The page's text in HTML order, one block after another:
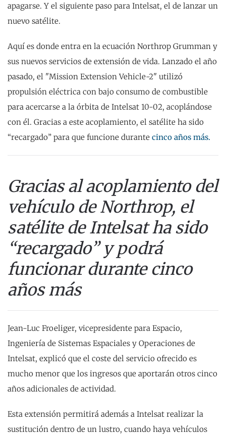
apagarse. Y el siguiente paso para Intelsat, el de lanzar un
nuevo satélite.
Aquí es donde entra en la ecuación Northrop Grumman y
sus nuevos servicios de extensión de vida. Lanzado el año
pasado, el "Mission Extension Vehicle-2" utilizó
propulsión eléctrica con bajo consumo de combustible
para acercarse a la órbita de Intelsat 10-02, acoplándose
con él. Gracias a este acoplamiento, el satélite ha sido
“recargado” para que funcione durante cinco años más.
Gracias al acoplamiento del
vehículo de Northrop, el
satélite de Intelsat ha sido
“recargado” y podrá
funcionar durante cinco
años más
Jean-Luc Froeliger, vicepresidente para Espacio,
Ingeniería de Sistemas Espaciales y Operaciones de
Intelsat, explicó que el coste del servicio ofrecido es
mucho menor que los ingresos que aportarán otros cinco
años adicionales de actividad.
Esta extensión permitirá además a Intelsat realizar la
sustitución dentro de un lustro, cuando haya vehículos